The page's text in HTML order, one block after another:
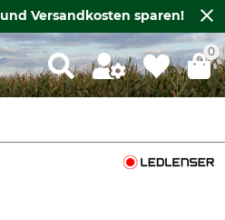
und Versandkosten sparen!
0